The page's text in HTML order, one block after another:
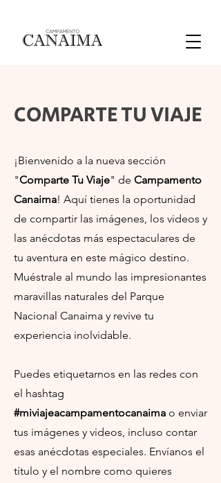
COMPARTE TU VIAJE
¡Bienvenido a la nueva sección
"Comparte Tu Viaje" de Campamento
Canaima! Aquí tienes la oportunidad
de compartir las imágenes, los videos y
las anécdotas más espectaculares de
tu aventura en este mágico destino.
Muéstrale al mundo las impresionantes
maravillas naturales del Parque
Nacional Canaima y revive tu
experiencia inolvidable.
Puedes etiquetarnos en las redes con
el hashtag
#miviajeacampamentocanaima o enviar
tus imágenes y videos, incluso contar
esas anécdotas especiales. Envíanos el
título y el nombre como quieres